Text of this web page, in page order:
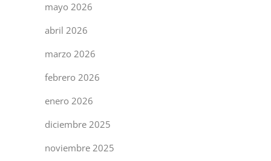
mayo 2026
abril 2026
marzo 2026
febrero 2026
enero 2026
diciembre 2025
noviembre 2025